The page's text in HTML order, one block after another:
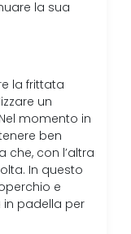
la sua
la frittata
un
momento in
ben
che, con l’altra
In questo
e
in padella per